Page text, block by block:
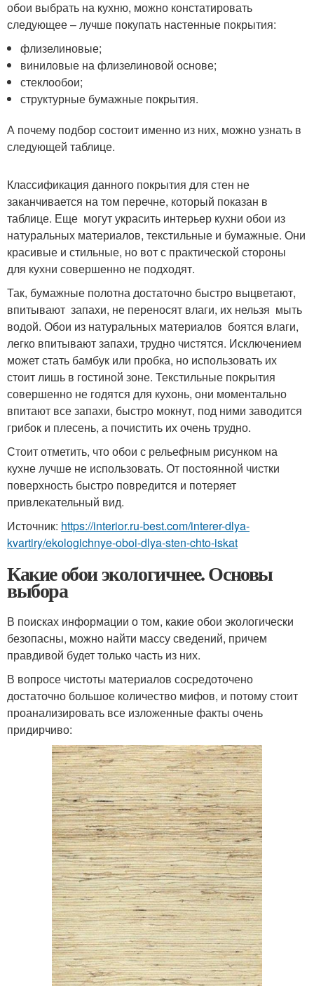
обои выбрать на кухню, можно констатировать
следующее – лучше покупать настенные покрытия:
флизелиновые;
виниловые на флизелиновой основе;
стеклообои;
структурные бумажные покрытия.
А почему подбор состоит именно из них, можно узнать в
следующей таблице.
Классификация данного покрытия для стен не
заканчивается на том перечне, который показан в
таблице. Еще могут украсить интерьер кухни обои из
натуральных материалов, текстильные и бумажные. Они
красивые и стильные, но вот с практической стороны
для кухни совершенно не подходят.
Так, бумажные полотна достаточно быстро выцветают,
впитывают запахи, не переносят влаги, их нельзя мыть
водой. Обои из натуральных материалов боятся влаги,
легко впитывают запахи, трудно чистятся. Исключением
может стать бамбук или пробка, но использовать их
стоит лишь в гостиной зоне. Текстильные покрытия
совершенно не годятся для кухонь, они моментально
впитают все запахи, быстро мокнут, под ними заводится
грибок и плесень, а почистить их очень трудно.
Стоит отметить, что обои с рельефным рисунком на
кухне лучше не использовать. От постоянной чистки
поверхность быстро повредится и потеряет
привлекательный вид.
Источник: https://interior.ru-best.com/interer-dlya-
kvartiry/ekologichnye-oboi-dlya-sten-chto-iskat
Какие обои экологичнее. Основы
выбора
В поисках информации о том, какие обои экологически
безопасны, можно найти массу сведений, причем
правдивой будет только часть из них.
В вопросе чистоты материалов сосредоточено
достаточно большое количество мифов, и потому стоит
проанализировать все изложенные факты очень
придирчиво: